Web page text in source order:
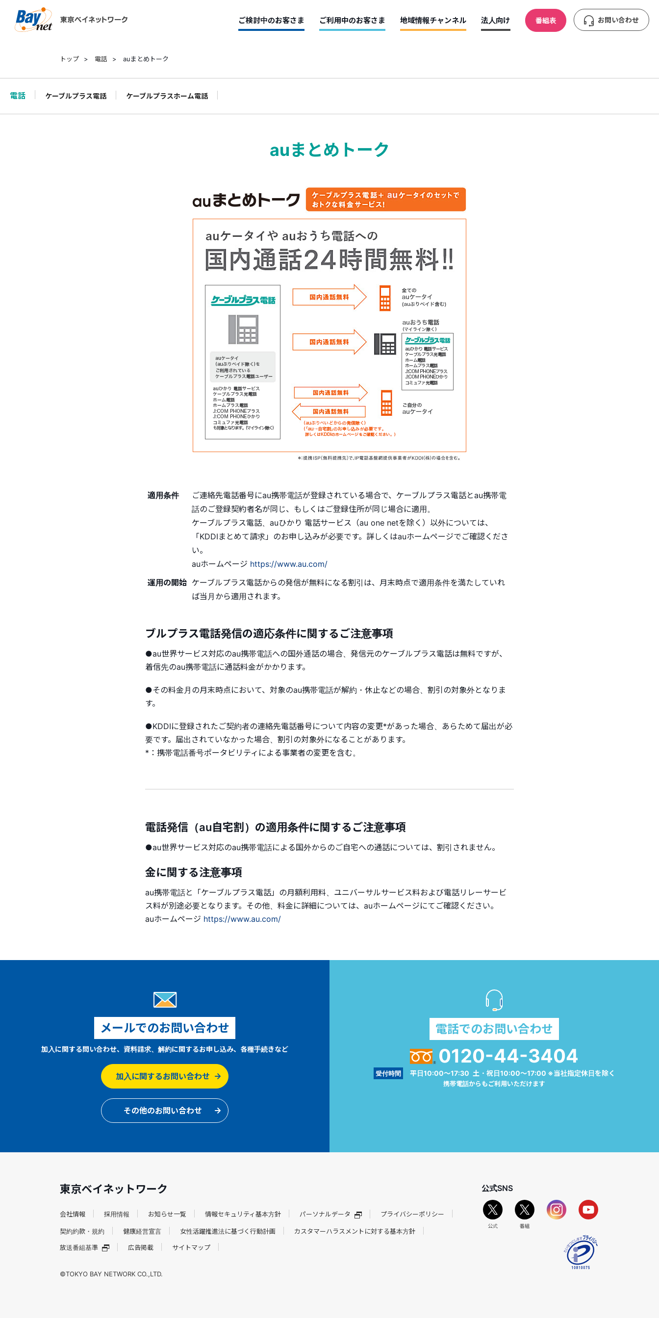
ご検討中のお客さま ご利用中のお客さま 地域情報チャンネル 法人向け 番組表 お問い合わせ
トップ > 電話 > auまとめトーク
電話 ケーブルプラス電話 ケーブルプラスホーム電話
auまとめトーク
適用条件
ご連絡先電話番号にau携帯電話が登録されている場合で、ケーブルプラス電話とau携帯電
話のご登録契約者名が同じ、もしくはご登録住所が同じ場合に適用。
ケーブルプラス電話、auひかり 電話サービス（au one netを除く）以外については、
「KDDIまとめて請求」のお申し込みが必要です。詳しくはauホームページでご確認くださ
い。
auホームページ https://www.au.com/
運用の開始 ケーブルプラス電話からの発信が無料になる割引は、月末時点で適用条件を満たしていれ
ば当月から適用されます。
ブルプラス電話発信の適応条件に関するご注意事項
●au世界サービス対応のau携帯電話への国外通話の場合、発信元のケーブルプラス電話は無料ですが、
着信先のau携帯電話に通話料金がかかります。
●その料金月の月末時点において、対象のau携帯電話が解約・休止などの場合、割引の対象外となりま
す。
●KDDIに登録されたご契約者の連絡先電話番号について内容の変更*があった場合、あらためて届出が必
要です。届出されていなかった場合、割引の対象外になることがあります。
*：携帯電話番号ポータビリティによる事業者の変更を含む。
電話発信（au自宅割）の適用条件に関するご注意事項
●au世界サービス対応のau携帯電話による国外からのご自宅への通話については、割引されません。
金に関する注意事項
au携帯電話と「ケーブルプラス電話」の月額利用料、ユニバーサルサービス料および電話リレーサービ
ス料が別途必要となります。その他、料金に詳細については、auホームページにてご確認ください。
auホームページ https://www.au.com/
メールでのお問い合わせ
加入に関する問い合わせ、資料請求、解約に関するお申し込み、各種手続きなど
加入に関するお問い合わせ
その他のお問い合わせ
電話でのお問い合わせ
0120-44-3404
受付時間 平日10:00～17:30 土・祝日10:00～17:00 ※当社指定休日を除く
携帯電話からもご利用いただけます
東京ベイネットワーク
会社情報 採用情報 お知らせ一覧 情報セキュリティ基本方針 パーソナルデータ プライバシーポリシー
契約約款・規約 健康経営宣言 女性活躍推進法に基づく行動計画 カスタマーハラスメントに対する基本方針
放送番組基準 広告掲載 サイトマップ
公式SNS
公式 番組
©TOKYO BAY NETWORK CO.,LTD.